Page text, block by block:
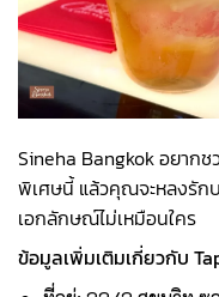
Sineha Bangkok อยาก
พิเศษนี้ แล้วคุณจะหลงรัก
เอกลักษณ์ไม่เหมือนใคร
ข้อมูลเพิ่มเติมเกี่ยวกับ